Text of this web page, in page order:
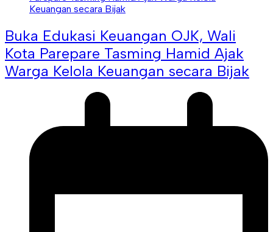
Buka Edukasi Keuangan OJK, Wali
Kota Parepare Tasming Hamid Ajak
Warga Kelola Keuangan secara Bijak